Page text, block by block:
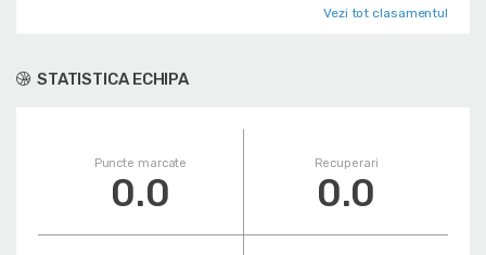
Vezi tot clasamentul
STATISTICA ECHIPA
Puncte marcate
0.0
Recuperari
0.0